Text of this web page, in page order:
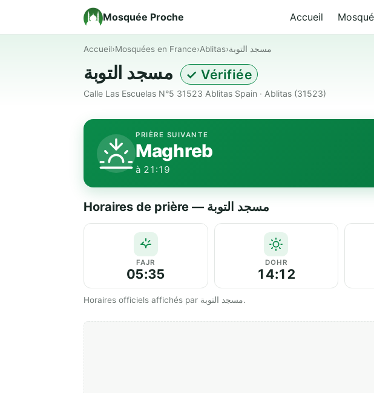
Mosquée Proche Accueil
Accueil›Mosquées en France›Ablitas›مسجد التوبة
✓ Vérifiée
Calle Las Escuelas N°5 31523 Ablitas Spain · Ablitas (31523)
PRIÈRE SUIVANTE
Maghreb
à 21:19
Horaires de prière — مسجد التوبة
FAJR
05:35
DOHR
14:12
Horaires officiels affichés par مسجد التوبة.